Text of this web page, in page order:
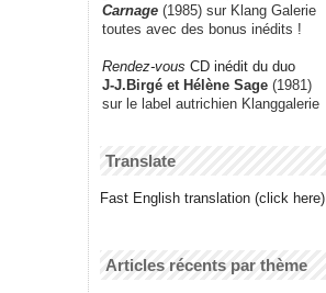
Carnage (1985) sur Klang Galerie
toutes avec des bonus inédits !
Rendez-vous CD inédit du duo
J-J.Birgé et Hélène Sage (1981)
sur le label autrichien Klanggalerie
Translate
Fast English translation (click here)
Articles récents par thème